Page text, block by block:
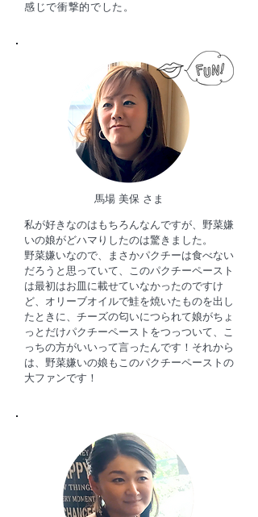
感じで衝撃的でした。
馬場 美保 さま
私が好きなのはもちろんなんですが、野菜嫌
いの娘がどハマりしたのは驚きました。
野菜嫌いなので、まさかパクチーは食べない
だろうと思っていて、このパクチーペースト
は最初はお皿に載せていなかったのですけ
ど、オリーブオイルで鮭を焼いたものを出し
たときに、チーズの匂いにつられて娘がちょ
っとだけパクチーペーストをつっついて、こ
っちの方がいいって言ったんです！それから
は、野菜嫌いの娘もこのパクチーペーストの
大ファンです！